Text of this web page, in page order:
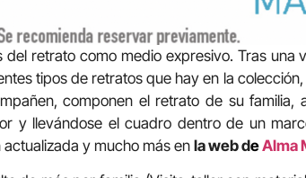
retrato como medio expresivo. Tras una
tipos de retratos que hay en la
componen el retrato de su familia,
y llevándose el cuadro dentro de un
y mucho más en la web deAlma